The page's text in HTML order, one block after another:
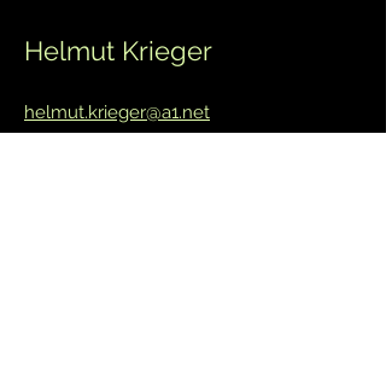
Helmut Krieger
helmut.krieger@a1.net